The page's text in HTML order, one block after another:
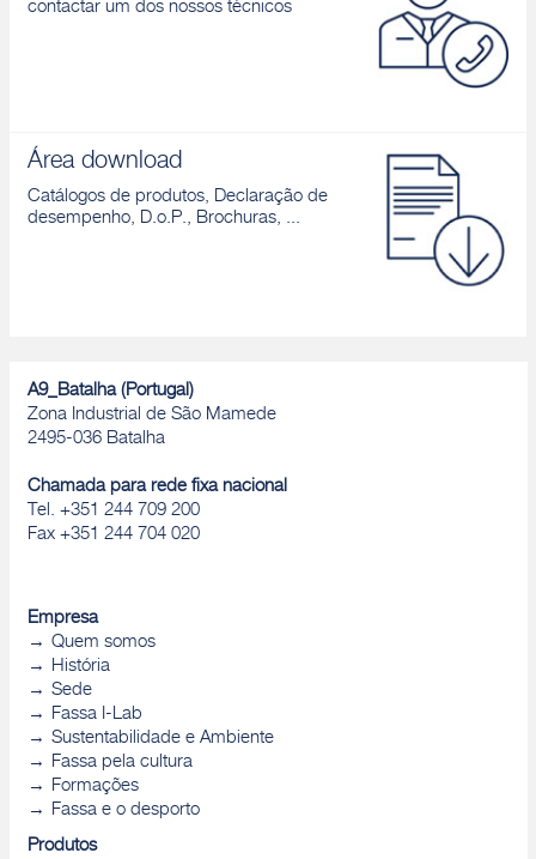
contactar um dos nossos técnicos
Área download
Catálogos de produtos, Declaração de
desempenho, D.o.P., Brochuras, ...
A9_Batalha (Portugal)
Zona Industrial de São Mamede
2495-036 Batalha
Chamada para rede fixa nacional
Tel. +351 244 709 200
Fax +351 244 704 020
Empresa
Quem somos
História
Sede
Fassa I-Lab
Sustentabilidade e Ambiente
Fassa pela cultura
Formações
Fassa e o desporto
Produtos